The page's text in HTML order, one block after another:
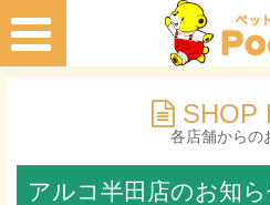
SHOP
各店舗からの
アルコ半田店のお知ら